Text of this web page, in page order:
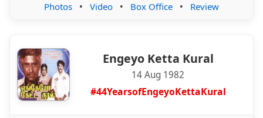
Photos • Video • Box Office • Review
Engeyo Ketta Kural
14 Aug 1982
#44YearsofEngeyoKettaKural